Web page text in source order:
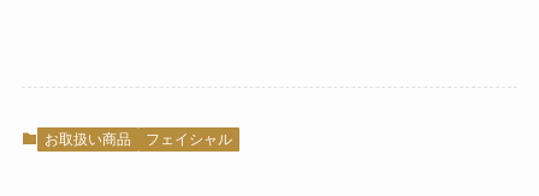
お取扱い商品 フェイシャル